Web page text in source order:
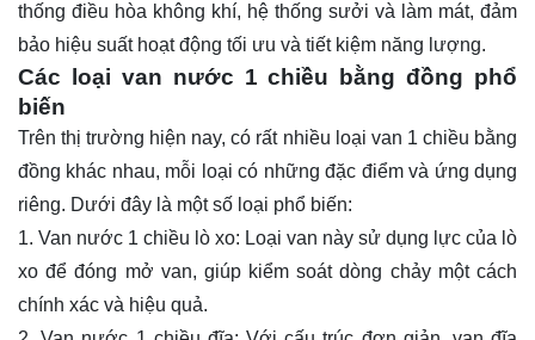
thống điều hòa không khí, hệ thống sưởi và làm mát, đảm
bảo hiệu suất hoạt động tối ưu và tiết kiệm năng lượng.
Các loại van nước 1 chiều bằng đồng phổ
biến
Trên thị trường hiện nay, có rất nhiều loại van 1 chiều bằng
đồng khác nhau, mỗi loại có những đặc điểm và ứng dụng
riêng. Dưới đây là một số loại phổ biến:
1. Van nước 1 chiều lò xo: Loại van này sử dụng lực của lò
xo để đóng mở van, giúp kiểm soát dòng chảy một cách
chính xác và hiệu quả.